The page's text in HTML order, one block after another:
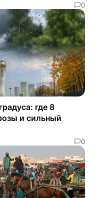
0
где 8
и сильный
0